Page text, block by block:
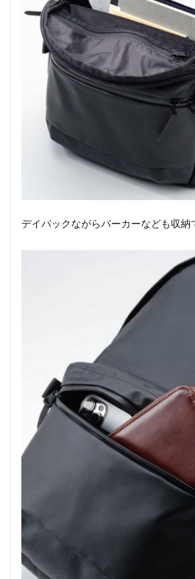
デイパックながらパーカーなども収納